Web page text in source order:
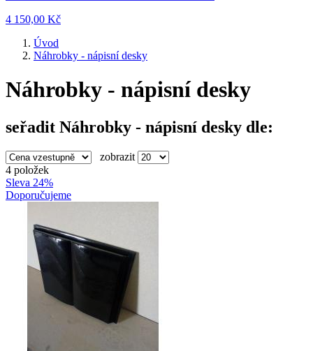
4 150,00 Kč
Úvod
Náhrobky - nápisní desky
Náhrobky - nápisní desky
seřadit Náhrobky - nápisní desky dle:
zobrazit
4 položek
Sleva 24%
Doporučujeme